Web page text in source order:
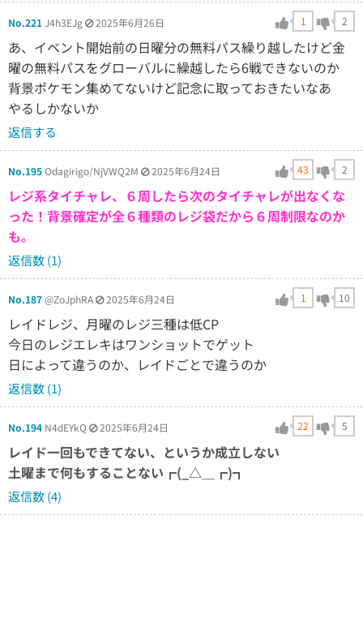
No.221J4h3EJg 2025年6月26日 1 2
あ、イベント開始前の日曜分の無料パス繰り越したけど金
曜の無料パスをグローバルに繰越したら6戦できないのか
背景ポケモン集めてないけど記念に取っておきたいなあ
やるしかないか
返信する
No.195Odagirigo/NjVWQ2M 2025年6月24日 43 2
レジ系タイチャレ、６周したら次のタイチャレが出なくな
った！背景確定が全６種類のレジ袋だから６周制限なのか
も。
返信数 (1)
No.187@ZoJphRA 2025年6月24日 1 10
レイドレジ、月曜のレジ三種は低CP
今日のレジエレキはワンショットでゲット
日によって違うのか、レイドごとで違うのか
返信数 (1)
No.194 N4dEYkQ 2025年6月24日 22 5
レイド一回もできてない、というか成立しない
土曜まで何もすることない┏(_△＿┏)┓
返信数 (4)